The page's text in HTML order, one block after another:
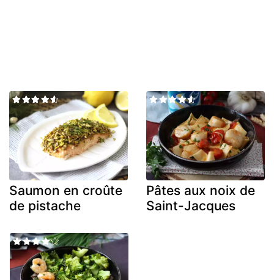
Saumon en croûte
de pistache
Pâtes aux noix de
Saint-Jacques